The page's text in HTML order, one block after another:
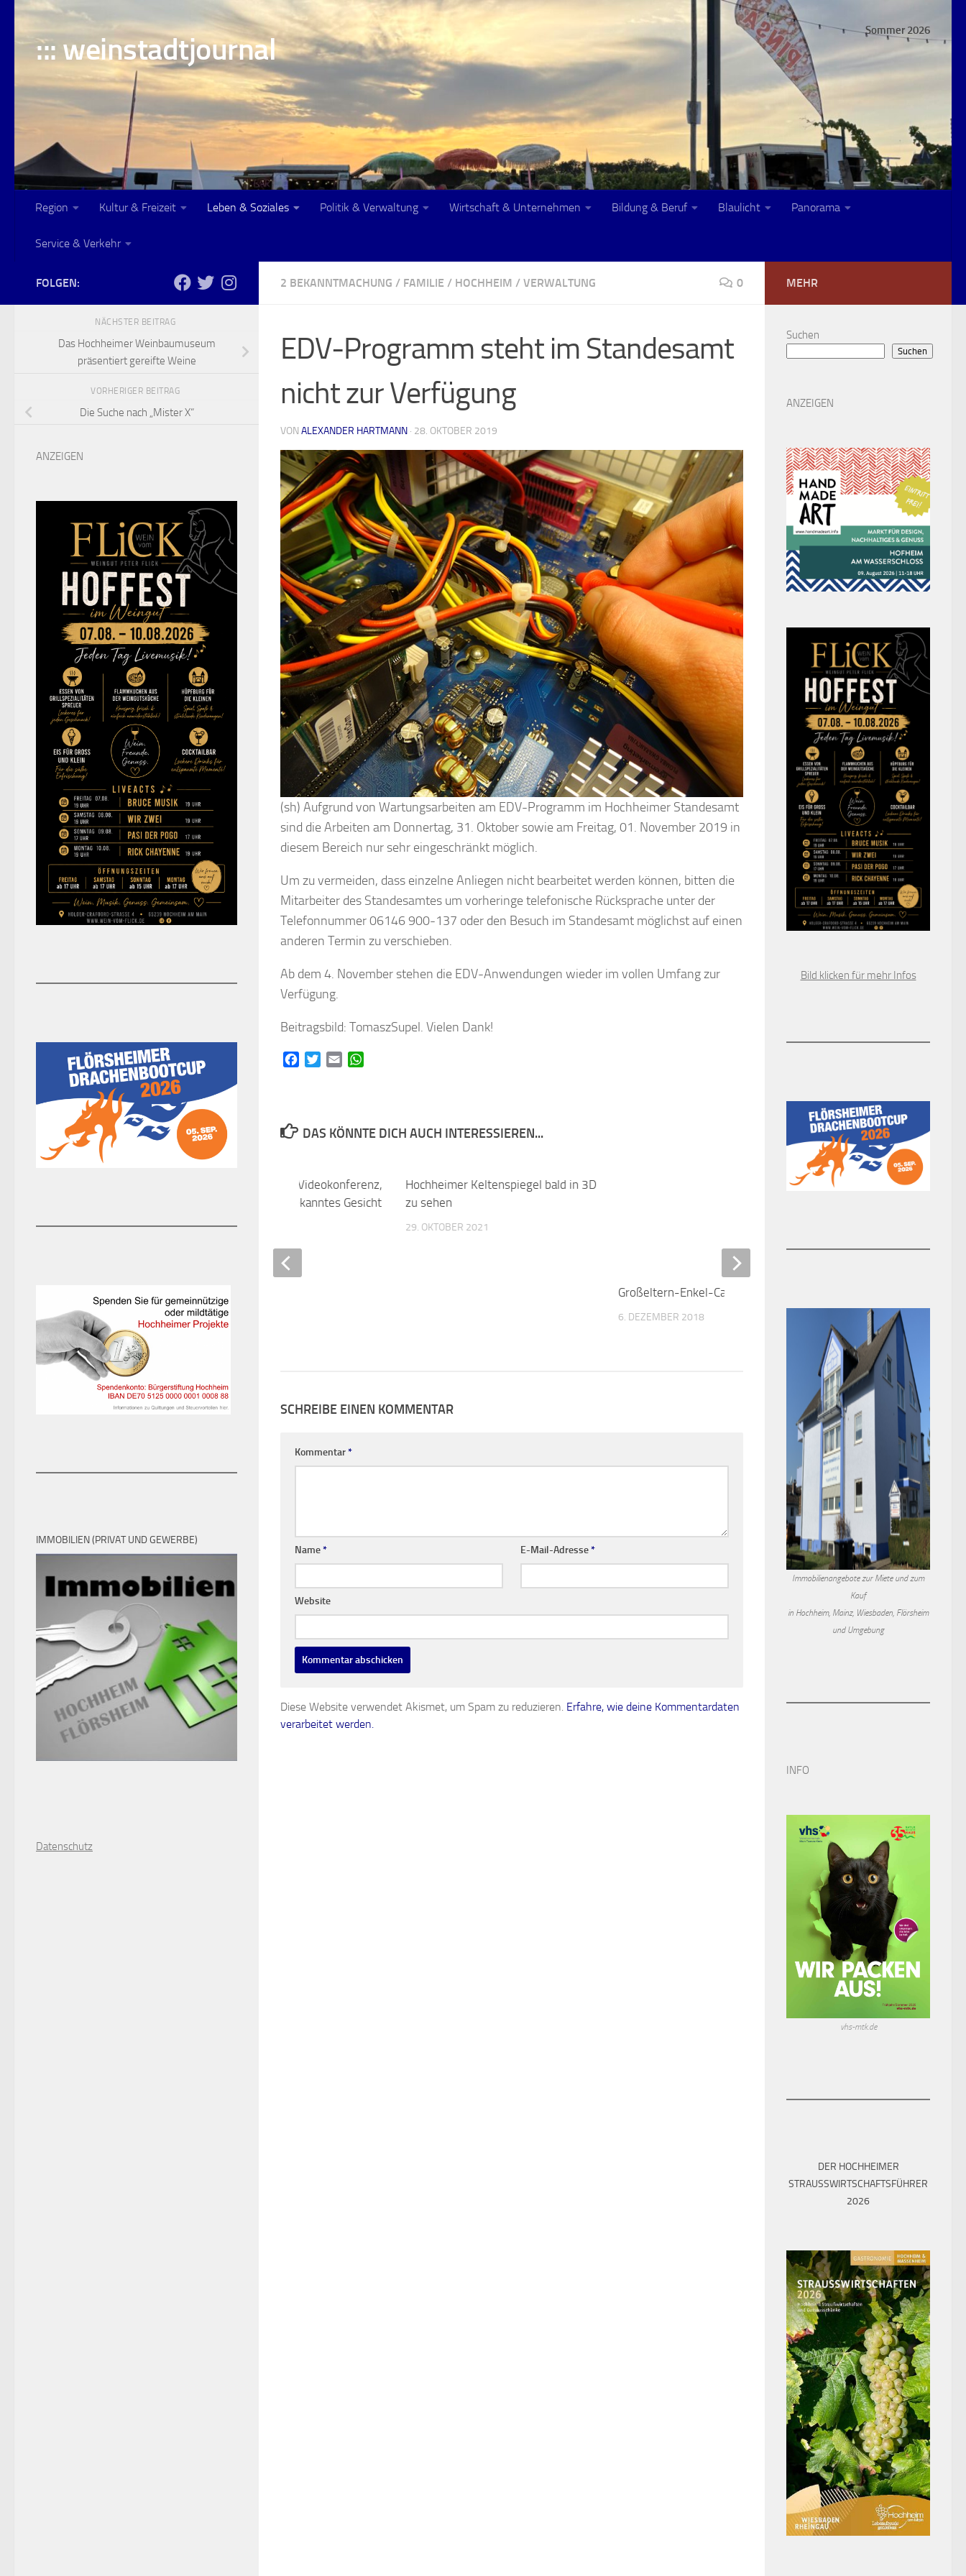
Skip to content
::: weinstadtjournal
Sommer 2026
Region Kultur & Freizeit Leben & Soziales Politik & Verwaltung Wirtschaft & Unternehmen Bildung & Beruf Blaulicht Panorama
Service & Verkehr
2 BEKANNTMACHUNG / FAMILIE / HOCHHEIM / VERWALTUNG 0
EDV-Programm steht im Standesamt
nicht zur Verfügung
VON ALEXANDER HARTMANN · 28. OKTOBER 2019
(sh) Aufgrund von Wartungsarbeiten am EDV-Programm im Hochheimer Standesamt
sind die Arbeiten am Donnertag, 31. Oktober sowie am Freitag, 01. November 2019 in
diesem Bereich nur sehr eingeschränkt möglich.
Um zu vermeiden, dass einzelne Anliegen nicht bearbeitet werden können, bitten die
Mitarbeiter des Standesamtes um vorheringe telefonische Rücksprache unter der
Telefonnummer 06146 900-137 oder den Besuch im Standesamt möglichst auf einen
anderen Termin zu verschieben.
Ab dem 4. November stehen die EDV-Anwendungen wieder im vollen Umfang zur
Verfügung.
Beitragsbild: TomaszSupel. Vielen Dank!
FacebookTwitterEmail
DAS KÖNNTE DICH AUCH INTERESSIEREN...
Hochheimer Keltenspiegel bald in 3D
zu sehen
29. OKTOBER 2021
26. JULI 2019
Weihnachtsfeier als Videokonferenz,
ein neues und ein bekanntes Gesicht
18. DEZEMBER 2020
Diese Website verwendet Akismet, um Spam zu reduzieren.
FOLGEN:
NÄCHSTER BEITRAG
Das Hochheimer Weinbaumuseum
präsentiert gereifte Weine
VORHERIGER BEITRAG
Die Suche nach „Mister X“
ANZEIGEN
IMMOBILIEN (PRIVAT UND GEWERBE)
Datenschutz
MEHR
Suchen
Suchen
ANZEIGEN
Bild klicken für mehr Infos
Immobilienangebote zur Miete und zum
Kauf
in Hochheim, Mainz, Wiesbaden, Flörsheim
und Umgebung
INFO
vhs-mtk.de
DER HOCHHEIMER
STRAUSSWIRTSCHAFTSFÜHRER 2
026